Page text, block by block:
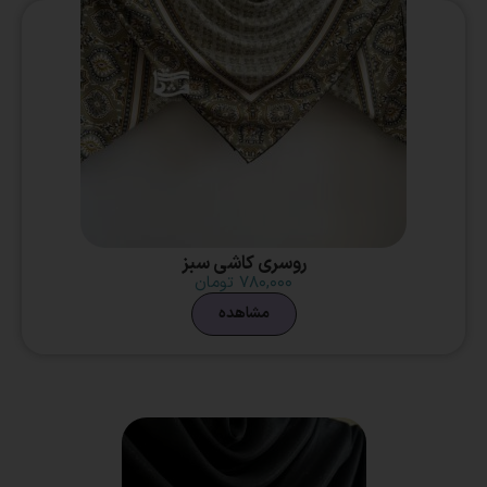
روسری کاشی سبز
۷۸۰,۰۰۰ تومان
مشاهده